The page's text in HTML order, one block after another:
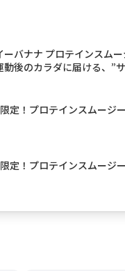
ーバナナ プロテインスム
動後のカラダに届ける、”
限定！プロテインスムージ
限定！プロテインスムージ